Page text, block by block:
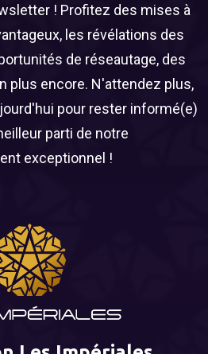
! Profitez des mises à
les révélations des
de réseautage, des
plus encore. N'attendez plus,
pour rester informé(e)
parti de notre
exceptionnel !